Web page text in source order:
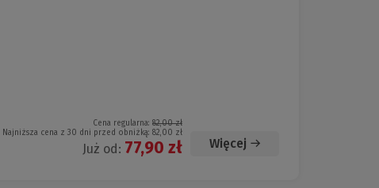
Cena regularna: 82,00 zł
Najniższa cena z 30 dni przed obniżką: 82,00 zł
Już od: 77,90 zł Więcej